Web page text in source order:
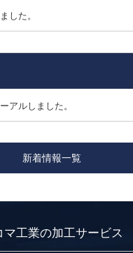
した。
アルしました。
新着情報一覧
マ工業の加工サービス